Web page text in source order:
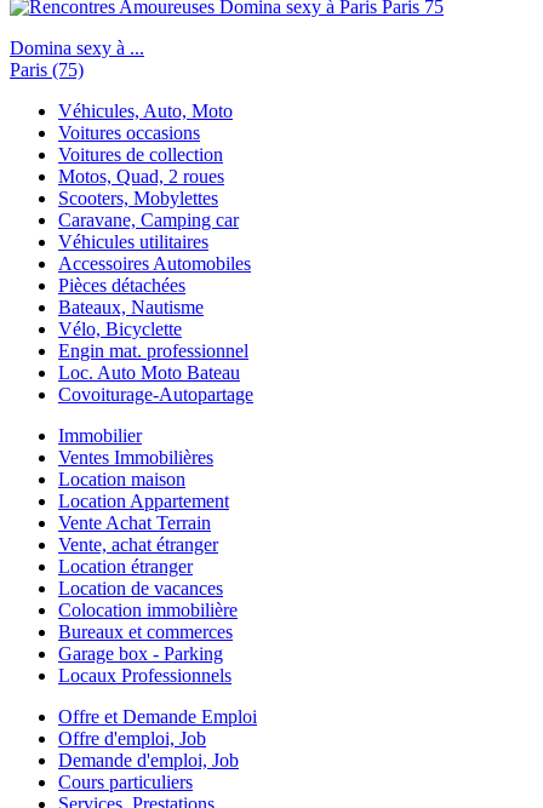
Domina sexy à ...
Paris (75)
Véhicules, Auto, Moto
Voitures occasions
Voitures de collection
Motos, Quad, 2 roues
Scooters, Mobylettes
Caravane, Camping car
Véhicules utilitaires
Accessoires Automobiles
Pièces détachées
Bateaux, Nautisme
Vélo, Bicyclette
Engin mat. professionnel
Loc. Auto Moto Bateau
Covoiturage-Autopartage
Immobilier
Ventes Immobilières
Location maison
Location Appartement
Vente Achat Terrain
Vente, achat étranger
Location étranger
Location de vacances
Colocation immobilière
Bureaux et commerces
Garage box - Parking
Locaux Professionnels
Offre et Demande Emploi
Offre d'emploi, Job
Demande d'emploi, Job
Cours particuliers
Services, Prestations